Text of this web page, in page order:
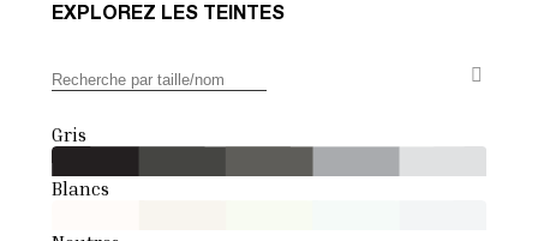
EXPLOREZ LES TEINTES
Gris
Blancs